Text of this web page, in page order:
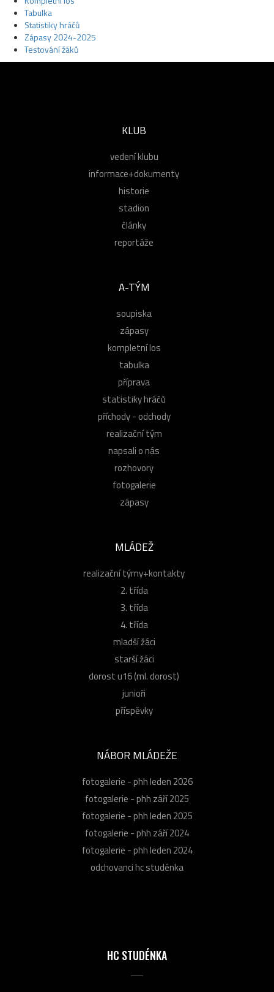
Tabulka
Statistiky hráčů
Zápasy 2024-2025
Testování žáků
HC STUDÉNKA
KLUB
vedení klubu
informace+dokumenty
historie
stadion
články
reportáže
A-TÝM
soupiska
zápasy
kompletní los
tabulka
příprava
statistiky hráčů
příchody - odchody
realizační tým
napsali o nás
rozhovory
fotogalerie
zápasy
MLÁDEŽ
realizační týmy+kontakty
2. třída
3. třída
4. třída
mladší žáci
starší žáci
dorost u16 (ml. dorost)
junioři
příspěvky
NÁBOR MLÁDEŽE
fotogalerie - phh leden 2026
fotogalerie - phh září 2025
fotogalerie - phh leden 2025
fotogalerie - phh září 2024
fotogalerie - phh leden 2024
odchovanci hc studénka